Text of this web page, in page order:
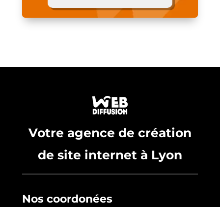
Votre agence de création
de site internet à Lyon
Nos coordonées